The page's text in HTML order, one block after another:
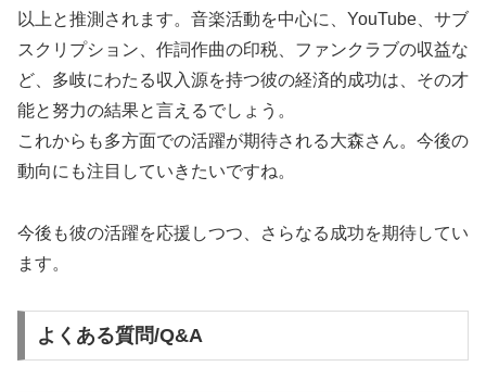
以上と推測されます。音楽活動を中心に、YouTube、サブ
スクリプション、作詞作曲の印税、ファンクラブの収益な
ど、多岐にわたる収入源を持つ彼の経済的成功は、その才
能と努力の結果と言えるでしょう。
これからも多方面での活躍が期待される大森さん。今後の
動向にも注目していきたいですね。
今後も彼の活躍を応援しつつ、さらなる成功を期待してい
ます。
よくある質問/Q&A